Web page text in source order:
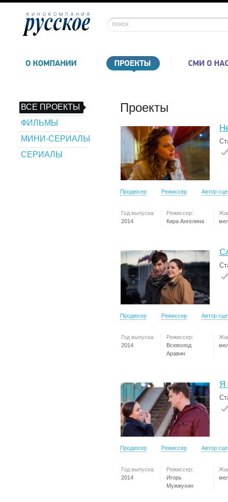
ВСЕ ПРОЕКТЫ
ФИЛЬМЫ
МИНИ-СЕРИАЛЫ
СЕРИАЛЫ
Проекты
Продюсер Режиссер Автор
Год выпуска:
2014
Режиссер:
Кира Ангелина
Продюсер Режиссер Автор
Год выпуска:
2014
Режиссер:
Всеволод
Аравин
Я
Продюсер Режиссер Автор
Год выпуска:
2014
Режиссер:
Игорь
Мужжухин